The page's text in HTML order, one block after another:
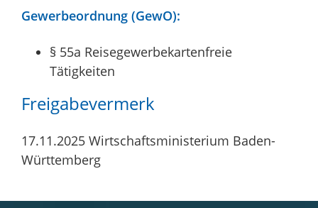
Gewerbeordnung (GewO):
§ 55a Reisegewerbekartenfreie
Tätigkeiten
Freigabevermerk
17.11.2025 Wirtschaftsministerium Baden-
Württemberg